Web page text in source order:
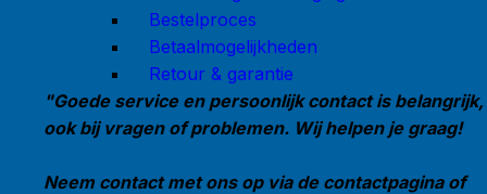
Bestelproces
Betaalmogelijkheden
Retour & garantie
"Goede service en persoonlijk contact is belangrijk,
ook bij vragen of problemen. Wij helpen je graag!
Neem contact met ons op via de contactpagina of